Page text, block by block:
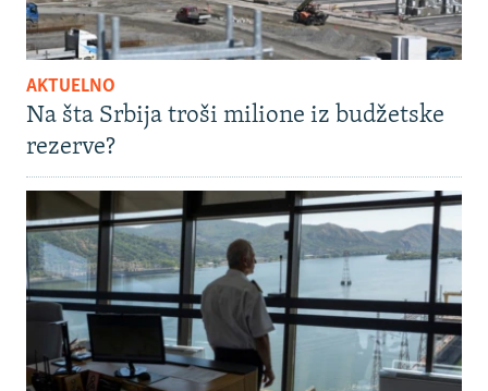
AKTUELNO
Na šta Srbija troši milione iz budžetske
rezerve?